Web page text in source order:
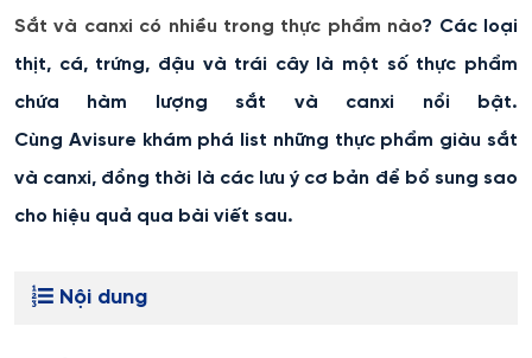
Sắt và canxi có nhiều trong thực phẩm nào? Các loại
thịt, cá, trứng, đậu và trái cây là một số thực phẩm
chứa hàm lượng sắt và canxi nổi bật.
Cùng Avisure khám phá list những thực phẩm giàu sắt
và canxi, đồng thời là các lưu ý cơ bản để bổ sung sao
cho hiệu quả qua bài viết sau.
Nội dung